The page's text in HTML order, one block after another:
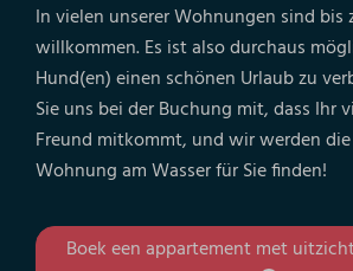
In vielen unserer Wohnungen sind bis
willkommen. Es ist also durchaus
Hund(en) einen schönen Urlaub zu
Sie uns bei der Buchung mit, dass Ihr
Freund mitkommt, und wir werden
Wohnung am Wasser für Sie finden!
Boek een appartement met